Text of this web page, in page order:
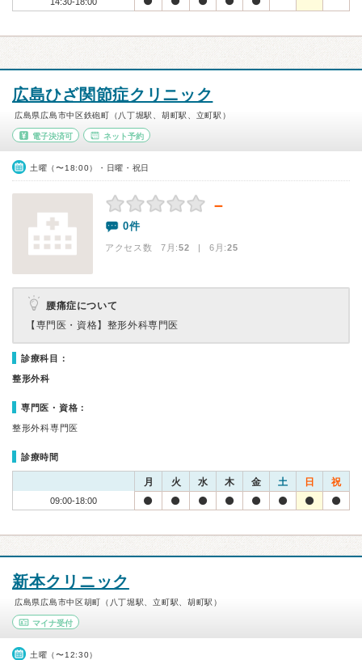
広島ひざ関節症クリニック
広島県広島市中区鉄砲町（八丁堀駅、胡町駅、立町駅）
電子決済可 ネット予約
土曜（〜18:00）・日曜・祝日
－
0件
アクセス数 7月:52 | 6月:25
腰痛症について
【専門医・資格】 整形外科専門医
診療科目：
整形外科
専門医・資格：
整形外科専門医
診療時間
月 火 水 木 金 土 日 祝
09:00-18:00
新本クリニック
広島県広島市中区胡町（八丁堀駅、立町駅、胡町駅）
マイナ受付
土曜（〜12:30）